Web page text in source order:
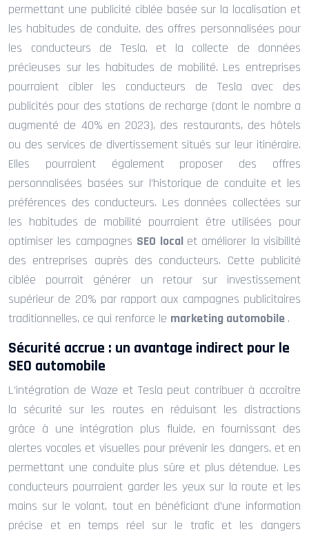
permettant une publicité ciblée basée sur la localisation et
les habitudes de conduite, des offres personnalisées pour
les conducteurs de Tesla, et la collecte de données
précieuses sur les habitudes de mobilité. Les entreprises
pourraient cibler les conducteurs de Tesla avec des
publicités pour des stations de recharge (dont le nombre a
augmenté de 40% en 2023), des restaurants, des hôtels
ou des services de divertissement situés sur leur itinéraire.
Elles pourraient également proposer des offres
personnalisées basées sur l’historique de conduite et les
préférences des conducteurs. Les données collectées sur
les habitudes de mobilité pourraient être utilisées pour
optimiser les campagnes SEO local et améliorer la visibilité
des entreprises auprès des conducteurs. Cette publicité
ciblée pourrait générer un retour sur investissement
supérieur de 20% par rapport aux campagnes publicitaires
traditionnelles, ce qui renforce le marketing automobile .
Sécurité accrue : un avantage indirect pour le
SEO automobile
L’intégration de Waze et Tesla peut contribuer à accroître
la sécurité sur les routes en réduisant les distractions
grâce à une intégration plus fluide, en fournissant des
alertes vocales et visuelles pour prévenir les dangers, et en
permettant une conduite plus sûre et plus détendue. Les
conducteurs pourraient garder les yeux sur la route et les
mains sur le volant, tout en bénéficiant d’une information
précise et en temps réel sur le trafic et les dangers